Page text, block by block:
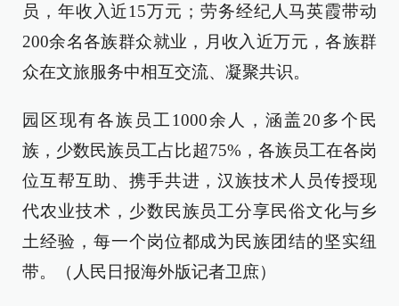
员，年收入近15万元；劳务经纪人马英霞带动
200余名各族群众就业，月收入近万元，各族群
众在文旅服务中相互交流、凝聚共识。
园区现有各族员工1000余人，涵盖20多个民
族，少数民族员工占比超75%，各族员工在各岗
位互帮互助、携手共进，汉族技术人员传授现
代农业技术，少数民族员工分享民俗文化与乡
土经验，每一个岗位都成为民族团结的坚实纽
带。（人民日报海外版记者卫庶）